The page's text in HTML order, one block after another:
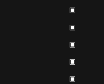
▣
▣
▣
▣
▣